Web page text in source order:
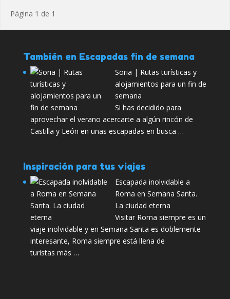
Página 1 de 1
También en Escapadas fin de semana
Soria | Rutas turísticas y
alojamientos para un fin de
semana
Si has decidido para
aprovechar el verano acercarte a algún rincón de
Castilla y León en unas escapadas en busca …
Inspiración para tus viajes
Escapada inolvidable a
Roma en Semana Santa.
La ciudad eterna
Visitar Roma siempre es un
viaje inolvidable y en Semana Santa es doblemente
interesante, Roma siempre está llena de
turistas más …